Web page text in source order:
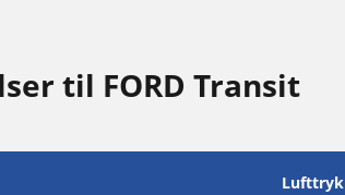
til FORD Transit
Lufttryk